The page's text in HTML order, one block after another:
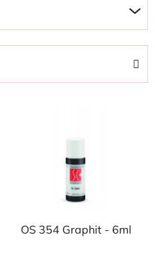
OS 354 Graphit - 6ml